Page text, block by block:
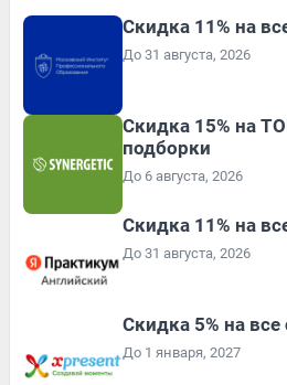
Скидка 11% на
До 31 августа, 2026
Скидка 15% на
подборки
До 6 августа, 2026
Скидка 11% на
До 31 августа, 2026
Скидка 5% на
До 1 января, 2027